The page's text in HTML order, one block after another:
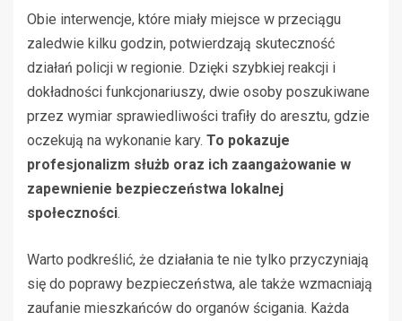
Obie interwencje, które miały miejsce w przeciągu
zaledwie kilku godzin, potwierdzają skuteczność
działań policji w regionie. Dzięki szybkiej reakcji i
dokładności funkcjonariuszy, dwie osoby poszukiwane
przez wymiar sprawiedliwości trafiły do aresztu, gdzie
oczekują na wykonanie kary. To pokazuje
profesjonalizm służb oraz ich zaangażowanie w
zapewnienie bezpieczeństwa lokalnej
społeczności.
Warto podkreślić, że działania te nie tylko przyczyniają
się do poprawy bezpieczeństwa, ale także wzmacniają
zaufanie mieszkańców do organów ścigania. Każda